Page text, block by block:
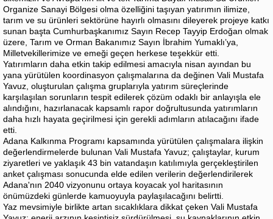
Organize Sanayi Bölgesi olma özelliğini taşıyan yatırımın ilimize,
tarım ve su ürünleri sektörüne hayırlı olmasını dileyerek projeye katkı
sunan başta Cumhurbaşkanımız Sayın Recep Tayyip Erdoğan olmak
üzere, Tarım ve Orman Bakanımız Sayın İbrahim Yumaklı’ya,
Milletvekillerimize ve emeği geçen herkese teşekkür etti.
Yatırımların daha etkin takip edilmesi amacıyla nisan ayından bu
yana yürütülen koordinasyon çalışmalarına da değinen Vali Mustafa
Yavuz, oluşturulan çalışma gruplarıyla yatırım süreçlerinde
karşılaşılan sorunların tespit edilerek çözüm odaklı bir anlayışla ele
alındığını, hazırlanacak kapsamlı rapor doğrultusunda yatırımların
daha hızlı hayata geçirilmesi için gerekli adımların atılacağını ifade
etti.
Adana Kalkınma Programı kapsamında yürütülen çalışmalara ilişkin
değerlendirmelerde bulunan Vali Mustafa Yavuz; çalıştaylar, kurum
ziyaretleri ve yaklaşık 43 bin vatandaşın katılımıyla gerçekleştirilen
anket çalışması sonucunda elde edilen verilerin değerlendirilerek
Adana'nın 2040 vizyonunu ortaya koyacak yol haritasının
önümüzdeki günlerde kamuoyuyla paylaşılacağını belirtti.
Yaz mevsimiyle birlikte artan sıcaklıklara dikkat çeken Vali Mustafa